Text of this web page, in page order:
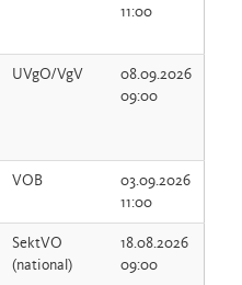
11:00
UVgO/VgV
08.09.2026
09:00
VOB
03.09.2026
11:00
SektVO
(national)
18.08.2026
09:00